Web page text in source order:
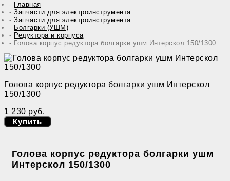
Главная
Запчасти для электроинструмента
Запчасти для электроинструмента
Болгарки (УШМ)
Редуктора и корпуса
Голова корпус редуктора болгарки ушм Интерскол 150/1300
Голова корпус редуктора болгарки ушм Интерскол
150/1300
1 230 руб.
Купить
Голова корпус редуктора болгарки ушм
Интерскол 150/1300